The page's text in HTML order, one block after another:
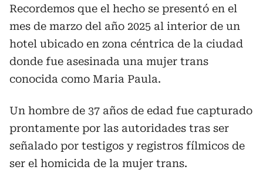
Recordemos que el hecho se presentó en el
mes de marzo del año 2025 al interior de un
hotel ubicado en zona céntrica de la ciudad
donde fue asesinada una mujer trans
conocida como Maria Paula.
Un hombre de 37 años de edad fue capturado
prontamente por las autoridades tras ser
señalado por testigos y registros fílmicos de
ser el homicida de la mujer trans.